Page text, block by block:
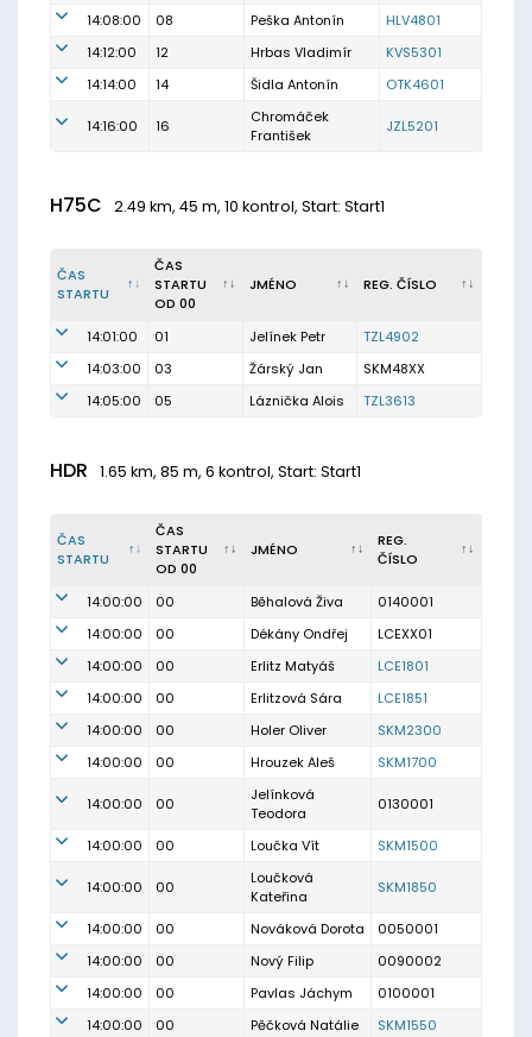
14:08:00
08 Peška Antonín
HLV4801
14:12:00
12 Hrbas Vladimír
KVS5301
14:14:00
14 Šidla Antonín OTK4601
14:16:00 16
Chromáček
František
JZL5201
H75C 2.49 km, 45 m, 10 kontrol, Start: Start1
ČAS
STARTU
ČAS
STARTU
OD 00
JMÉNO REG. ČÍSLO
14:01:00 01 Jelínek Petr
TZL4902
14:03:00
03 Žárský Jan
SKM48XX
14:05:00
05 Láznička Alois TZL3613
HDR 1.65 km, 85 m, 6 kontrol, Start: Start1
ČAS
STARTU
ČAS
STARTU
OD 00
JMÉNO
REG.
ČÍSLO
14:00:00 00 Běhalová Živa
0140001
14:00:00
00 Dékány Ondřej
LCEXX01
14:00:00
00 Erlitz Matyáš
LCE1801
14:00:00
00 Erlitzová Sára
LCE1851
14:00:00
00 Holer Oliver
SKM2300
14:00:00
00 Hrouzek Aleš SKM1700
14:00:00 00
Jelínková
Teodora
0130001
14:00:00 00 Loučka Vít SKM1500
14:00:00 00
Loučková
Kateřina
SKM1850
14:00:00 00 Nováková Dorota
0050001
14:00:00
00 Nový Filip
0090002
14:00:00
00 Pavlas Jáchym
0100001
14:00:00
00 Pěčková Natálie
SKM1550